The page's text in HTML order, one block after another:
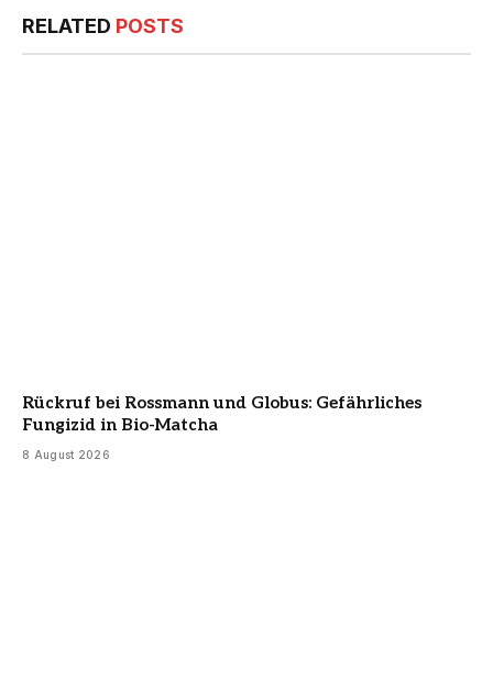
RELATED POSTS
Rückruf bei Rossmann und Globus: Gefährliches
Fungizid in Bio-Matcha
8 August 2026